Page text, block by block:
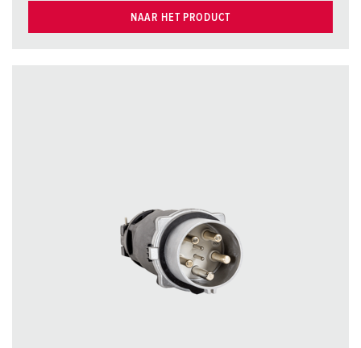
NAAR HET PRODUCT